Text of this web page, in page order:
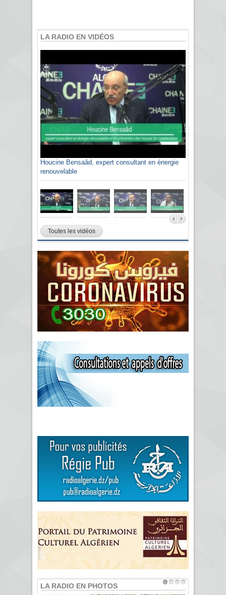
LA RADIO EN VIDÉOS
Houcine Bensaâd, expert consultant en énergie
renouvelable
Toutes les vidéos
LA RADIO EN PHOTOS